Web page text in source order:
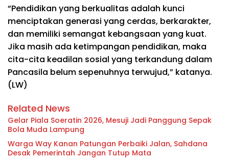
“Pendidikan yang berkualitas adalah kunci
menciptakan generasi yang cerdas, berkarakter,
dan memiliki semangat kebangsaan yang kuat.
Jika masih ada ketimpangan pendidikan, maka
cita-cita keadilan sosial yang terkandung dalam
Pancasila belum sepenuhnya terwujud,” katanya.
(LW)
Related News
Gelar Piala Soeratin 2026, Mesuji Jadi Panggung Sepak
Bola Muda Lampung
Warga Way Kanan Patungan Perbaiki Jalan, Sahdana
Desak Pemerintah Jangan Tutup Mata